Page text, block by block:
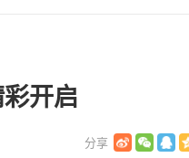
开启